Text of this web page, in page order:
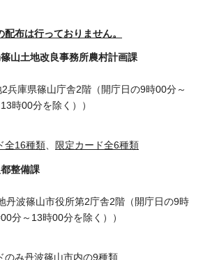
布は行っておりません。
山土地改良事務所農村計画課
兵庫県篠山庁舎2階（開庁日の9時00分～
時00分を除く））
全16種類、 限定カード全6種類
整備課
丹波篠山市役所第2庁舎2階（開庁日の9時
分～13時00分を除く））
のみ丹波篠山市内の9種類